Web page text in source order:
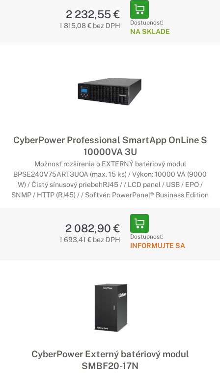
2 232,55 €
1 815,08 € bez DPH Dostupnosť:
NA SKLADE
CyberPower Professional SmartApp OnLine S
10000VA 3U
Možnosť rozšírenia o EXTERNÝ batériový modul
BPSE240V75ART3UOA (max. 15 ks) / Výkon: 10000 VA (9000
W) / Čistý sínusový priebehRJ45 / / LCD panel / USB / EPO /
SNMP / HTTP (RJ45) / / Softvér: PowerPanel® Business Edition
2 082,90 €
1 693,41 € bez DPH Dostupnosť:
INFORMUJTE SA
CyberPower Externý batériový modul
SMBF20-17N